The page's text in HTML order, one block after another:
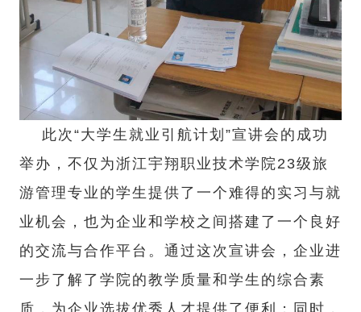
此次“大学生就业引航计划”宣讲会的成功
举办，不仅为浙江宇翔职业技术学院23级旅
游管理专业的学生提供了一个难得的实习与就
业机会，也为企业和学校之间搭建了一个良好
的交流与合作平台。通过这次宣讲会，企业进
一步了解了学院的教学质量和学生的综合素
质，为企业选拔优秀人才提供了便利；同时，